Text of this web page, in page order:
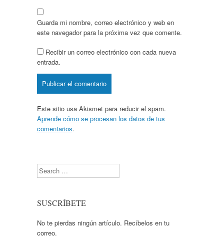
Guarda mi nombre, correo electrónico y web en
este navegador para la próxima vez que comente.
Recibir un correo electrónico con cada nueva
entrada.
Este sitio usa Akismet para reducir el spam.
Aprende cómo se procesan los datos de tus
comentarios.
Search
SUSCRÍBETE
No te pierdas ningún artículo. Recíbelos en tu
correo.